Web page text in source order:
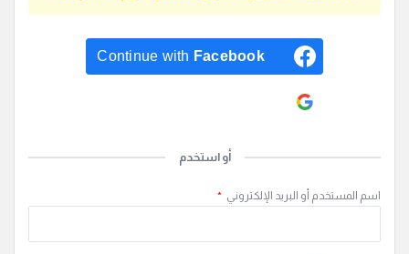
Continue with Facebook
أو استخدم
اسم المستخدم أو البريد الإلكتروني *